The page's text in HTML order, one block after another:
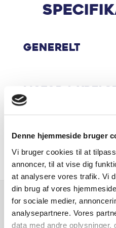
Denne hjemmeside bruger
Vi bruger cookies til at
annoncer, til at vise dig
at analysere vores trafik. Vi
din brug af vores
for sociale medier,
analysepartnere. Vores
data med andre oplysninger,
Øvrig beskrivelse:
forvarmning af batteri, Aut.
Midterarmlæn,
Regnsensor, Servo,
temperaturmåler, USB-C
for/bag, Højdejusterbart
passagersæde, Justerbar
Kopholder, Multijusterbart
Splitbagsæde, ABS, Airbag,
Automatisk
Dæktrykssensor, ESP, Isofix,
Startspærre,
Armlæn
Aut. forvarmning af
Automatisk
Automatisk nødopkald
Automatisk op-/
Generelt
Økonomi
Er du